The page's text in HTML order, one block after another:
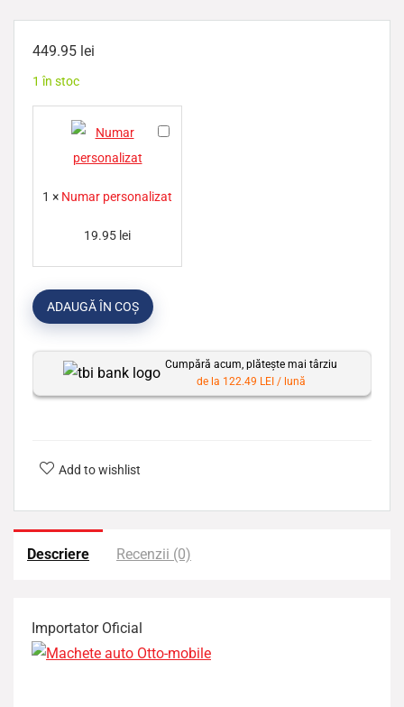
449.95 lei
1 în stoc
N
a
1 × Numar personalizat
19.95 lei
ADAUGĂ ÎN COȘ
Cumpără acum, plătește mai târziu
de la 122.49 LEI / lună
Add to wishlist
Descriere Recenzii (0)
Importator Oficial